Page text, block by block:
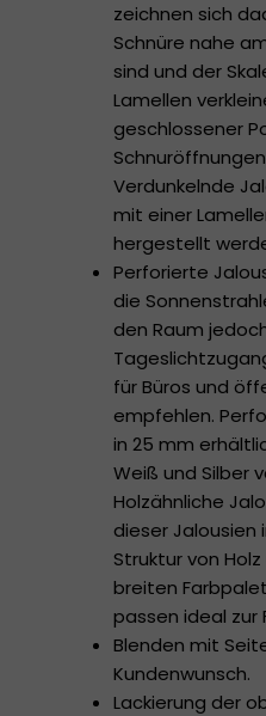
zeichnen sich
Schnüre nahe
sind und der
Lamellen
geschlossener
Verdunkelnde
mit einer
hergestellt
Perforierte
die
den Raum
für Büros und
empfehlen.
in 25 mm
Weiß und Silber
Holzähnliche
dieser
Struktur von
breiten
passen ideal zur
Blenden mit
Kundenwunsch.
Lackierung der